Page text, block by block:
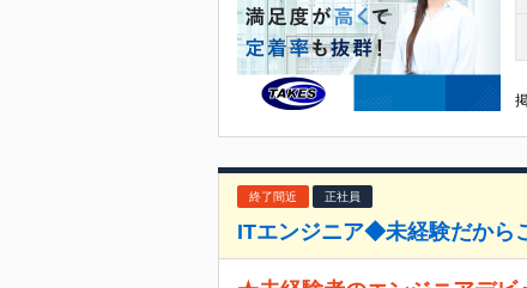
終了間近 正社員
ITエンジニア◆未経験だから